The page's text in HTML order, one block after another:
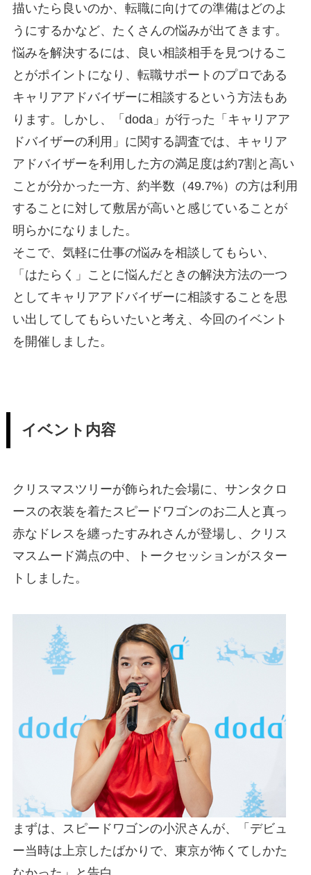
描いたら良いのか、転職に向けての準備はどのよ
うにするかなど、たくさんの悩みが出てきます。
悩みを解決するには、良い相談相手を見つけるこ
とがポイントになり、転職サポートのプロである
キャリアアドバイザーに相談するという方法もあ
ります。しかし、「doda」が行った「キャリアア
ドバイザーの利用」に関する調査では、キャリア
アドバイザーを利用した方の満足度は約7割と高い
ことが分かった一方、約半数（49.7%）の方は利用
することに対して敷居が高いと感じていることが
明らかになりました。
そこで、気軽に仕事の悩みを相談してもらい、
「はたらく」ことに悩んだときの解決方法の一つ
としてキャリアアドバイザーに相談することを思
い出してしてもらいたいと考え、今回のイベント
を開催しました。
イベント内容
クリスマスツリーが飾られた会場に、サンタクロ
ースの衣装を着たスピードワゴンのお二人と真っ
赤なドレスを纏ったすみれさんが登場し、クリス
マスムード満点の中、トークセッションがスター
トしました。
まずは、スピードワゴンの小沢さんが、「デビュ
ー当時は上京したばかりで、東京が怖くてしかた